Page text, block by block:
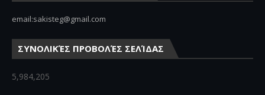
email:sakisteg@gmail.com
ΣΥΝΟΛΙΚΈΣ ΠΡΟΒΟΛΈΣ ΣΕΛΊΔΑΣ
5,984,205